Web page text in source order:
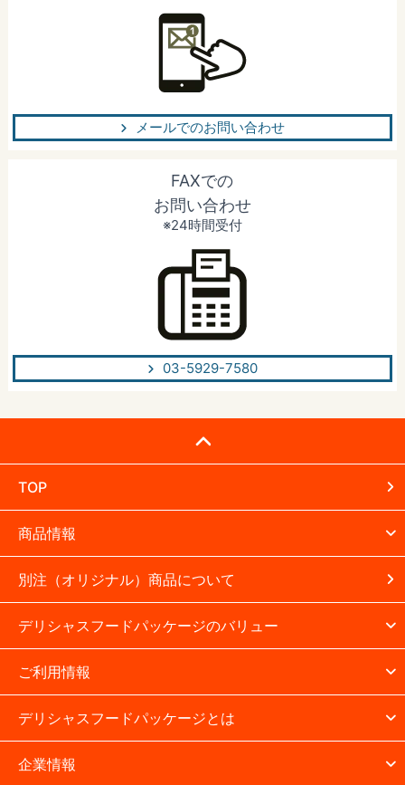
メールでのお問い合わせ
FAXでの
お問い合わせ
※24時間受付
03-5929-7580
TOP
商品情報
別注（オリジナル）商品について
デリシャスフードパッケージのバリュー
ご利用情報
デリシャスフードパッケージとは
企業情報